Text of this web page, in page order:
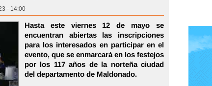
- 14:00
Hasta este viernes 12 de mayo se
encuentran abiertas las inscripciones
para los interesados en participar en el
evento, que se enmarcará en los festejos
por los 117 años de la norteña ciudad
del departamento de Maldonado.